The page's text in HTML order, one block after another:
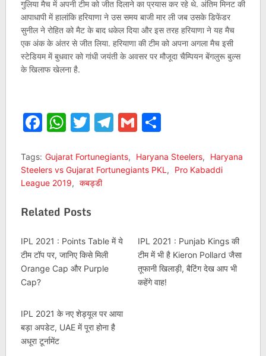
गुलिया मैच में अपनी टीम को जीत दिलाने का प्रयास कर रहे थे. अंतिम मिनट की
आपाधापी में हालांकि हरियाणा ने उस समय बाजी मार ली जब उसके डिफेंडर
सुनील ने रोहित को मैट के बाद धकेल दिया और इस तरह हरियाणा ने यह मैच
एक अंक के अंतर से जीत लिया. हरियाणा की टीम को अपना अगला मैच इसी
स्टेडियम में बुधवार को गांधी जयंती के अवसर पर मौजूदा चैम्पियन बेंगलुरू बुल्स
के खिलाफ खेलना है.
Facebook
WhatsApp
Twitter
Telegram
GmailShare
Tags: Gujarat Fortunegiants, Haryana Steelers,
Haryana
Steelers vs Gujarat Fortunegiants PKL ,
Pro Kabaddi
League 2019, कबड्डी
Related Posts
IPL 2021 : Points Table में ये
टीम टॉप पर, जानिए किसे मिली
Orange Cap और Purple
Cap?
IPL 2021 : Punjab Kings की
टीम में भी है Kieron Pollard जैसा
तूफानी खिलाड़ी, बैटिंग देख आप भी
कहेंगे वाह!
IPL 2021 के नए शेड्यूल पर आया
बड़ा अपडेट, UAE में पूरा होना है
अधूरा टूर्नामेंट